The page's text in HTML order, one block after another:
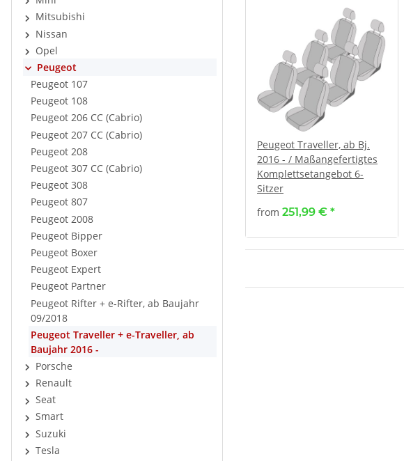
Peugeot Traveller, ab Bj.
2016 - / Maßangefertigtes
Komplettsetangebot 6-
Sitzer
from 251,99 € *
Mitsubishi
Nissan
Opel
Peugeot
Peugeot 107
Peugeot 108
Peugeot 206 CC (Cabrio)
Peugeot 207 CC (Cabrio)
Peugeot 208
Peugeot 307 CC (Cabrio)
Peugeot 308
Peugeot 807
Peugeot 2008
Peugeot Bipper
Peugeot Boxer
Peugeot Expert
Peugeot Partner
Peugeot Rifter + e-Rifter, ab Baujahr
09/2018
Peugeot Traveller + e-Traveller, ab
Baujahr 2016 -
Porsche
Renault
Seat
Smart
Suzuki
Tesla